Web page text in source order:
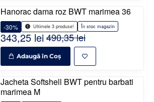
Hanorac dama roz BWT marimea 36
Ultimele 3 produse! În stoc magazin
-30%
343,25 lei490,35 lei
Adaugă în Coş
Jacheta Softshell BWT pentru barbati
marimea M